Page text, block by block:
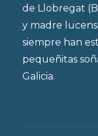
de Llobregat
y madre
siempre han
pequeñitas
Galicia.